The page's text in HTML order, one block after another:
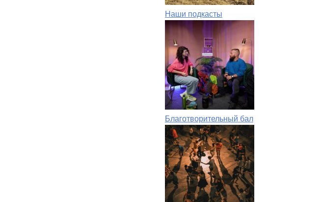
Наши подкасты
Благотворительный бал